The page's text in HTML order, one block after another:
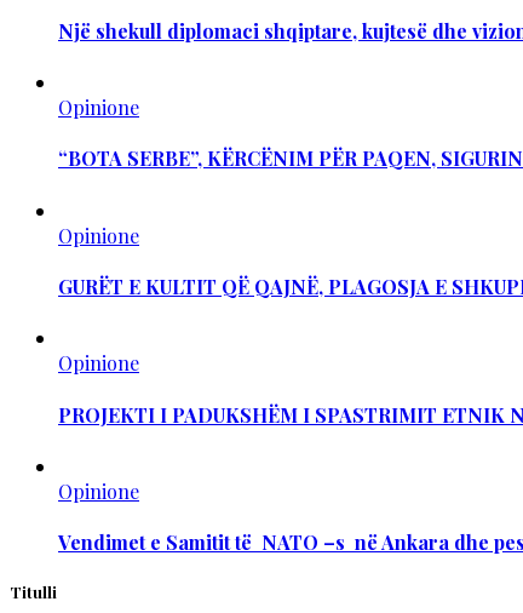
Një shekull diplomaci shqiptare, kujtesë dhe
Opinione
“BOTA SERBE”, KËRCËNIM PËR PAQEN,
Opinione
GURËT E KULTIT QË QAJNË, PLAGOSJA E
Opinione
PROJEKTI I PADUKSHËM I SPASTRIMIT ETNIK
Opinione
Vendimet e Samitit të NATO –s në Ankara dhe
Titulli